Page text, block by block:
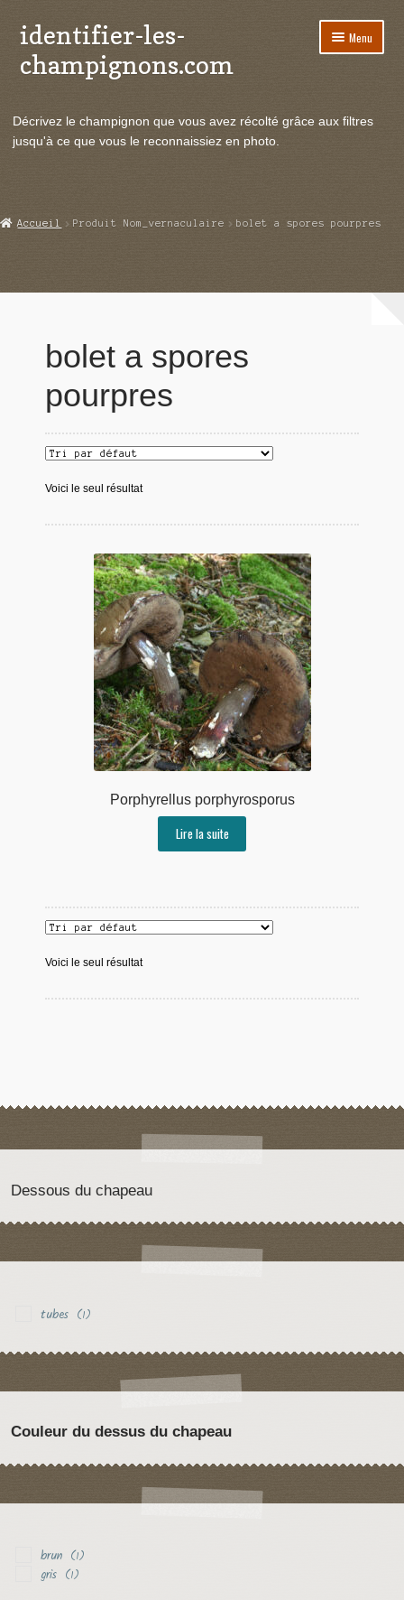
Aller
à
la
Aller
au
contenu
identifier-les-
champignons.com
Menu
le
Actualités
menu
Echanges et contacts
Ouvrir
Décrivez le champignon que vous avez récolté grâce aux filtres
jusqu'à ce que vous le reconnaissiez en photo.
Accueil Produit Nom_vernaculaire bolet a spores pourpres
bolet a spores
pourpres
Voici le seul résultat
Porphyrellus porphyrosporus
Lire la suite
Voici le seul résultat
Dessous du chapeau
tubes (1)
Couleur du dessus du chapeau
brun (1)
gris (1)